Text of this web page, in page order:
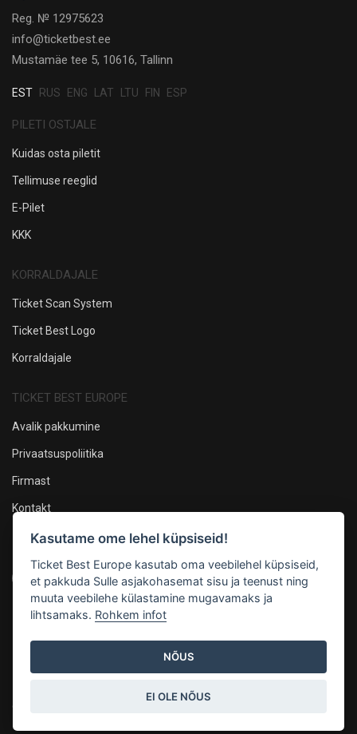
Reg. № 12975623
info@ticketbest.ee
Mustamäe tee 5, 10616, Tallinn
EST RUS ENG LAT LTU FIN ESP
PILETI OSTJALE
Kuidas osta piletit
Tellimuse reeglid
E-Pilet
KKK
KORRALDAJALE
Ticket Scan System
Ticket Best Logo
Korraldajale
TICKET BEST EUROPE
Avalik pakkumine
Privaatsuspoliitika
Firmast
Kontakt
Oleme sotsiaalmeedias
Maksevõimalused
Kasutame ome lehel küpsiseid!
Ticket Best Europe kasutab oma veebilehel küpsiseid,
et pakkuda Sulle asjakohasemat sisu ja teenust ning
muuta veebilehe külastamine mugavamaks ja
lihtsamaks. Rohkem infot
NÕUS
EI OLE NÕUS